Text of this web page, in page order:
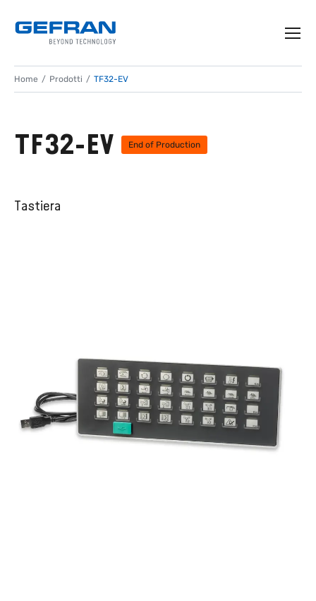
Home Prodotti TF32-EV
TF32-EV End of Production
Tastiera